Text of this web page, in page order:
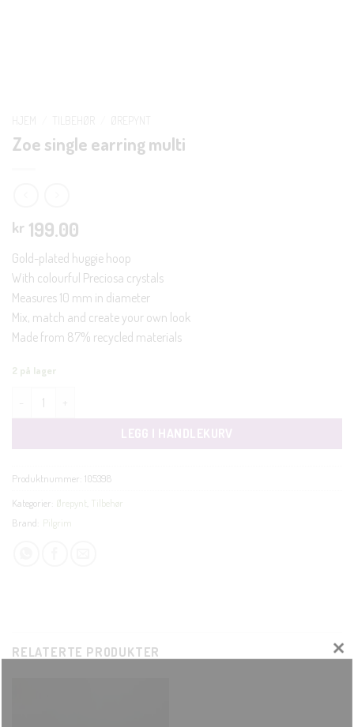
Zoe single earring multi
kr 199.00
Gold-plated huggie hoop
With colourful Preciosa crystals
Measures 10 mm in diameter
Mix, match and create your own look
Made from 87% recycled materials
2 på lager
Zoe single earring multi antall
LEGG I HANDLEKURV
Produktnummer: 105398
Kategorier: Ørepynt
Tilbehør
Brand: Pilgrim
RELATERTE PRODUKTER